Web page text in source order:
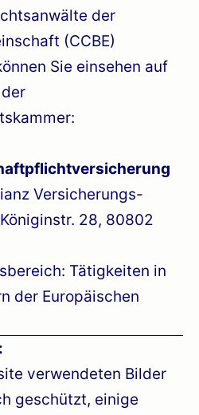
der
(CCBE)
Sie einsehen auf
Versicherungs-
28, 80802
Tätigkeiten in
der Europäischen
verwendeten Bilder
geschützt, einige